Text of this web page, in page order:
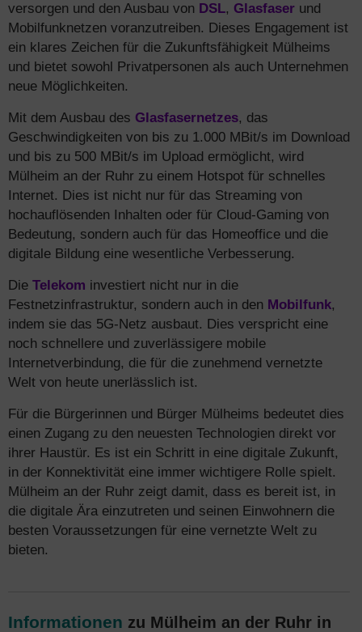
versorgen und den Ausbau von DSL, Glasfaser und
Mobilfunknetzen voranzutreiben. Dieses Engagement ist
ein klares Zeichen für die Zukunftsfähigkeit Mülheims
und bietet sowohl Privatpersonen als auch Unternehmen
neue Möglichkeiten.
Mit dem Ausbau des Glasfasernetzes, das
Geschwindigkeiten von bis zu 1.000 MBit/s im Download
und bis zu 500 MBit/s im Upload ermöglicht, wird
Mülheim an der Ruhr zu einem Hotspot für schnelles
Internet. Dies ist nicht nur für das Streaming von
hochauflösenden Inhalten oder für Cloud-Gaming von
Bedeutung, sondern auch für das Homeoffice und die
digitale Bildung eine wesentliche Verbesserung.
Die Telekom investiert nicht nur in die
Festnetzinfrastruktur, sondern auch in den Mobilfunk,
indem sie das 5G-Netz ausbaut. Dies verspricht eine
noch schnellere und zuverlässigere mobile
Internetverbindung, die für die zunehmend vernetzte
Welt von heute unerlässlich ist.
Für die Bürgerinnen und Bürger Mülheims bedeutet dies
einen Zugang zu den neuesten Technologien direkt vor
ihrer Haustür. Es ist ein Schritt in eine digitale Zukunft,
in der Konnektivität eine immer wichtigere Rolle spielt.
Mülheim an der Ruhr zeigt damit, dass es bereit ist, in
die digitale Ära einzutreten und seinen Einwohnern die
besten Voraussetzungen für eine vernetzte Welt zu
bieten.
Informationen zu Mülheim an der Ruhr in